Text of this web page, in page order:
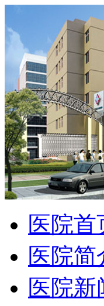
医院首
医院简
医院新